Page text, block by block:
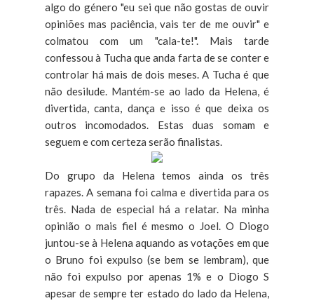
algo do género "eu sei que não gostas de ouvir
opiniões mas paciência, vais ter de me ouvir" e
colmatou com um "cala-te!". Mais tarde
confessou à Tucha que anda farta de se conter e
controlar há mais de dois meses. A Tucha é que
não desilude. Mantém-se ao lado da Helena, é
divertida, canta, dança e isso é que deixa os
outros incomodados. Estas duas somam e
seguem e com certeza serão finalistas.
Do grupo da Helena temos ainda os três
rapazes. A semana foi calma e divertida para os
três. Nada de especial há a relatar. Na minha
opinião o mais fiel é mesmo o Joel. O Diogo
juntou-se à Helena aquando as votações em que
o Bruno foi expulso (se bem se lembram), que
não foi expulso por apenas 1% e o Diogo S
apesar de sempre ter estado do lado da Helena,